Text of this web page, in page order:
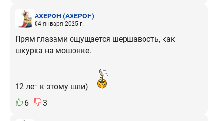
АХЕРОН (АХЕРОН)
04 января 2025 г.
Прям глазами ощущается шершавость, как
шкурка на мошонке.
12 лет к этому шли)
6
3